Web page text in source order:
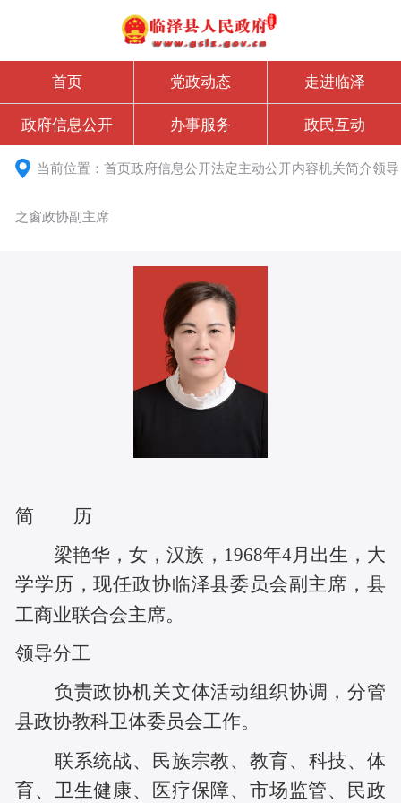
首页 党政动态 走进临泽
政府信息公开 办事服务 政民互动
当前位置：首页政府信息公开法定主动公开内容机关简介领导
之窗政协副主席
简 历
梁艳华，女，汉族，1968年4月出生，大
学学历，现任政协临泽县委员会副主席，县
工商业联合会主席。
领导分工
负责政协机关文体活动组织协调，分管
县政协教科卫体委员会工作。
联系统战、民族宗教、教育、科技、体
育、卫生健康、医疗保障、市场监管、民政